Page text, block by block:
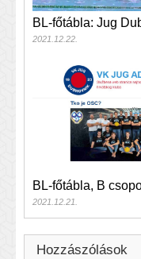
BL-főtábla: Jug
2021.12.22.
BL-főtábla, B
2021.12.21.
Hozzászólások